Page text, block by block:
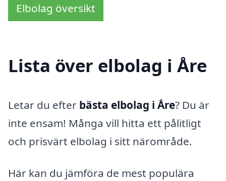
Elbolag översikt
Lista över elbolag i Åre
Letar du efter bästa elbolag i Åre? Du är
inte ensam! Många vill hitta ett pålitligt
och prisvärt elbolag i sitt närområde.
Här kan du jämföra de mest populära